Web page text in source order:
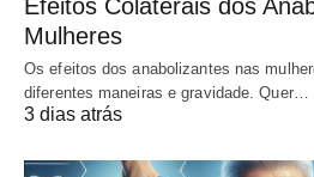
Efeitos Colaterais dos
Mulheres
Os efeitos dos anabolizantes nas
diferentes maneiras e gravidade. Quer…
3 dias atrás